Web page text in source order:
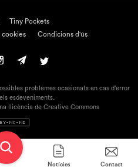
Notícies Contact
Tiny Pockets
cookies Condicions d'ús
problemes ocasionats en cas d'error
esdeveniments.
llicència de Creative Commons